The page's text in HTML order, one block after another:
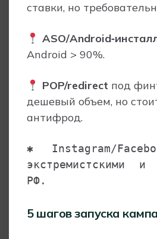
ставки, но
ASO/
Android > 90%.
POP/redirect под
дешевый объем, но
антифрод.
✱ Instagram/
экстремистскими
РФ.
5 шагов запуска